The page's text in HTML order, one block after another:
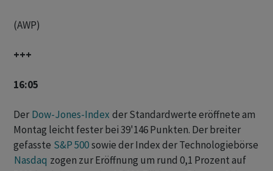
(AWP)
+++
16:05
Der Dow-Jones-Index der Standardwerte eröffnete am
Montag leicht fester bei 39'146 Punkten. Der breiter
gefasste S&P 500sowie der Index der Technologiebörse
Nasdaq zogen zur Eröffnung um rund 0,1 Prozent auf